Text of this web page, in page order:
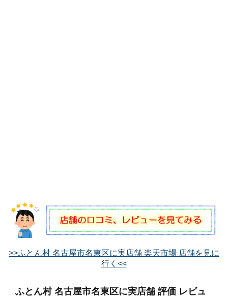
>>ふとん村 名古屋市名東区に実店舗 楽天市場 店舗を見に
行く<<
ふとん村 名古屋市名東区に実店舗 評価 レビュ